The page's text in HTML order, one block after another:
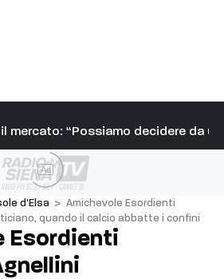
mercato: “Possiamo decidere da
rispetto per la professionalità”
Ad
d'Elsa > Amichevole Esordienti
quando il calcio abbatte i confini
Esordienti